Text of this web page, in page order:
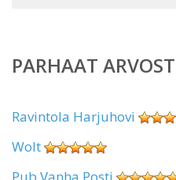
PARHAAT
Ravintola Harjuhovi
Wolt